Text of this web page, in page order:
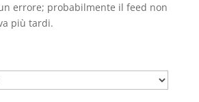
errore; probabilmente il feed non
più tardi.